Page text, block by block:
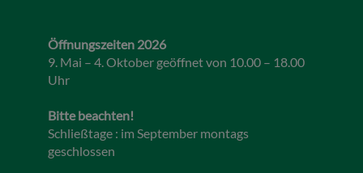
Öffnungszeiten 2026
9. Mai – 4. Oktober geöffnet von 10.00 – 18.00
Uhr
Bitte beachten!
Schließtage : im September montags
geschlossen